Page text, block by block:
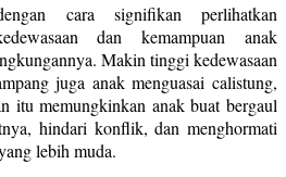
cara signifikan perlihatkan
dan kemampuan anak
Makin tinggi kedewasaan
juga anak menguasai calistung,
itu memungkinkan anak buat bergaul
hindari konflik, dan menghormati
lebih muda.